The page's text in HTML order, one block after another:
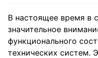
В настоящее время в
значительное
функционального
технических систем.